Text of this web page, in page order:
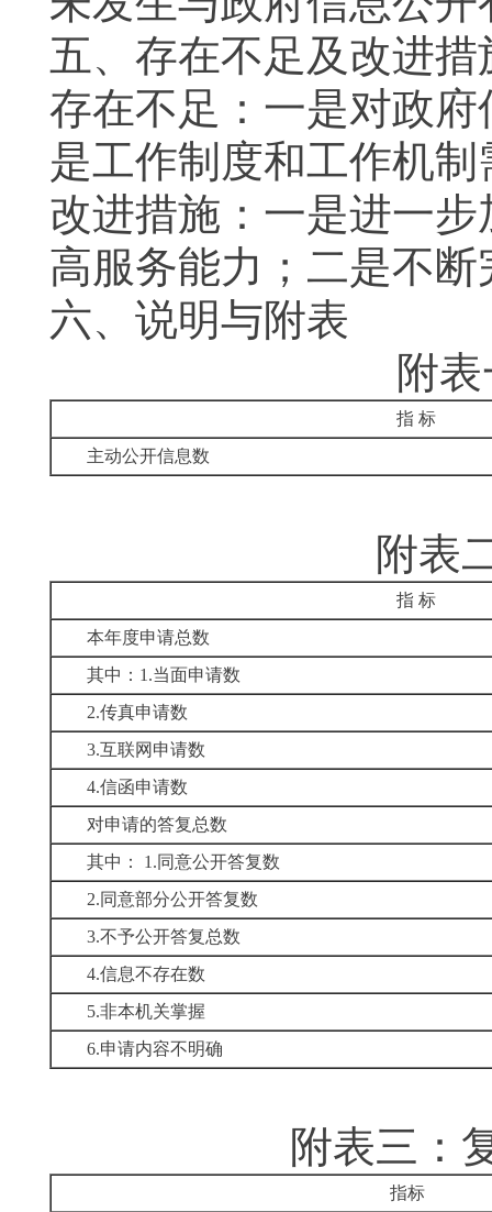
五、存在不足及改进措
存在不足：一是对政
是工作制度和工作机
改进措施：一是进一
高服务能力；二是不
六、说明与附表
附
指 标
主动公开信息数
附表
指 标
本年度申请总数
其中：1.当面申请数
2.传真申请数
3.互联网申请数
4.信函申请数
对申请的答复总数
其中： 1.同意公开答复数
2.同意部分公开答复数
3.不予公开答复总数
4.信息不存在数
5.非本机关掌握
6.申请内容不明确
附表三：
指标